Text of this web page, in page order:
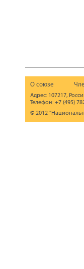
О союзе
Адрес: 107217,
Телефон: +7 (495)
© 2012